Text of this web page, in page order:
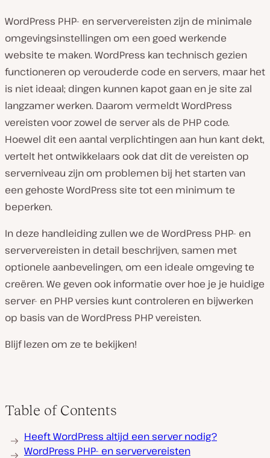
WordPress PHP- en serververeisten zijn de minimale
omgevingsinstellingen om een ​​goed werkende
website te maken. WordPress kan technisch gezien
functioneren op verouderde code en servers, maar het
is niet ideaal; dingen kunnen kapot gaan en je site zal
langzamer werken. Daarom vermeldt WordPress
vereisten voor zowel de server als de PHP code.
Hoewel dit een aantal verplichtingen aan hun kant dekt,
vertelt het ontwikkelaars ook dat dit de vereisten op
serverniveau zijn om problemen bij het starten van
een gehoste WordPress site tot een minimum te
beperken.
In deze handleiding zullen we de WordPress PHP- en
serververeisten in detail beschrijven, samen met
optionele aanbevelingen, om een ​​ideale omgeving te
creëren. We geven ook informatie over hoe je je huidige
server- en PHP versies kunt controleren en bijwerken
op basis van de WordPress PHP vereisten.
Blijf lezen om ze te bekijken!
Table of Contents
Heeft WordPress altijd een server nodig?
WordPress PHP- en serververeisten